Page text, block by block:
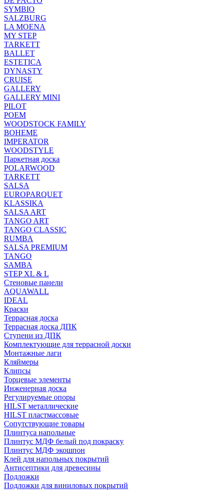
SYMBIO
SALZBURG
LA MOENA
MY STEP
TARKETT
BALLET
ESTETICA
DYNASTY
CRUISE
GALLERY
GALLERY MINI
PILOT
POEM
WOODSTOCK FAMILY
BOHEME
IMPERATOR
WOODSTYLE
Паркетная доска
POLARWOOD
TARKETT
SALSA
EUROPARQUET
KLASSIKA
SALSA ART
TANGO ART
TANGO CLASSIC
RUMBA
SALSA PREMIUM
TANGO
SAMBA
STEP XL & L
Стеновые панели
AQUAWALL
IDEAL
Краски
Террасная доска
Террасная доска ДПК
Ступени из ДПК
Комплектующие для террасной доски
Монтажные лаги
Кляймеры
Клипсы
Торцевые элементы
Инженерная доска
Регулируемые опоры
HILST металлические
HILST пластмассовые
Сопутствующие товары
Плинтуса напольные
Плинтус МДФ белый под покраску
Плинтус МДФ экошпон
Клей для напольных покрытий
Антисептики для древесины
Подложки
Подложки для виниловых покрытий